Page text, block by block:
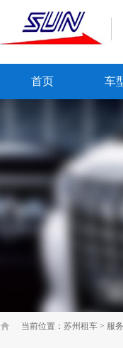
首页 车
当前位置： 苏州租车 > 服